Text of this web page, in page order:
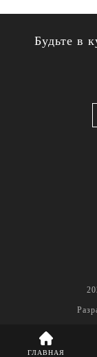
Будьте в
ГЛАВНАЯ